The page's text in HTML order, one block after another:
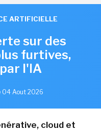
ARTIFICIELLE
sur des
furtives,
l'IA
04 Aout 2026
cloud et